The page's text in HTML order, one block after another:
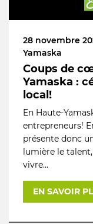
28 novembre
Yamaska
Coups de
Yamaska :
local!
En Haute-
entrepreneurs!
présente donc
lumière le
vivre...
EN SAVOIR